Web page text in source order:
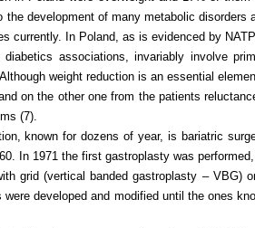
development of many metabolic
currently. In Poland, as is evidenced by
associations, invariably involve
weight reduction is an essential
on the other one from the patients
(7).
known for dozens of year, is bariatric
In 1971 the first gastroplasty was
grid (vertical banded gastroplasty –
developed and modified until the ones